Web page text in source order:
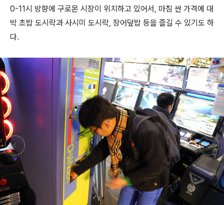
0-11시 방향에 구로몬 시장이 위치하고 있어서, 마침 싼 가격에 대
박 초밥 도시락과 사시미 도시락, 장어덮밥 등을 즐길 수 있기도 하
다.